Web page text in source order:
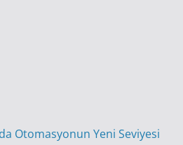
Otomasyonun Yeni Seviyesi